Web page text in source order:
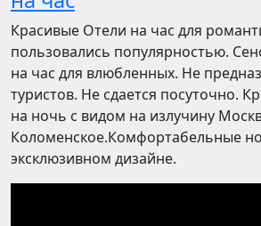
Красивые Отели на час для
пользовались популярностью.
на час для влюбленных. Не
туристов. Не сдается посуточно.
на ночь с видом на излучину
Коломенское.Комфортабельные
эксклюзивном дизайне.